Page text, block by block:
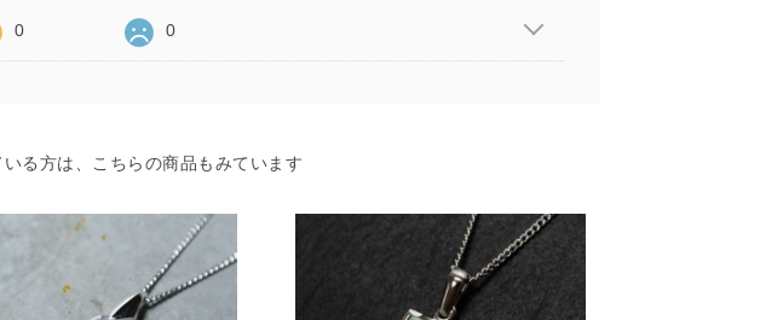
0 0
る方は、こちらの商品もみています